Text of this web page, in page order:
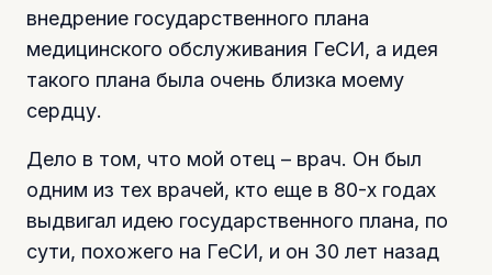
внедрение государственного плана
медицинского обслуживания ГеСИ, а идея
такого плана была очень близка моему
сердцу.
Дело в том, что мой отец – врач. Он был
одним из тех врачей, кто еще в 80-х годах
выдвигал идею государственного плана, по
сути, похожего на ГеСИ, и он 30 лет назад